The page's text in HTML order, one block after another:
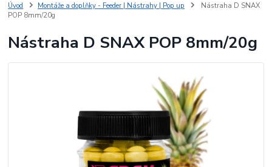
Úvod Montáže a doplňky - Feeder | Nástrahy | Pop up
Nástraha D SNAX
POP 8mm/20g
Nástraha D SNAX POP 8mm/20g